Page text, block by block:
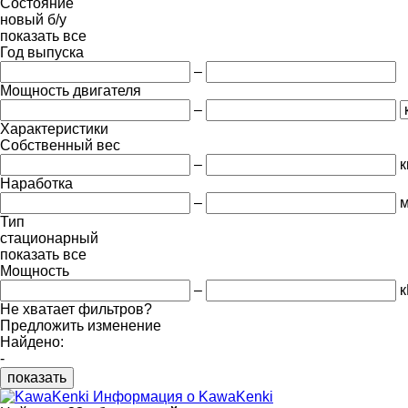
новый б/у
показать все
Год выпуска
–
Мощность двигателя
–
Характеристики
Собственный вес
–
Наработка
–
Тип
стационарный
показать все
Мощность
–
Не хватает фильтров?
Предложить изменение
Найдено:
-
показать
Информация о KawaKenki